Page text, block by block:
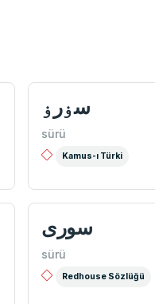
سۏرۏ
sürü
Kamus-ı Türki
سوری
sürü
Redhouse Sözlüğü